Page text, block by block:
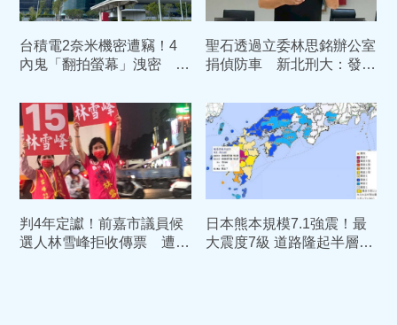
台積電2奈米機密遭竊！4
內鬼「翻拍螢幕」洩密 主
聖石透過立委林思銘辦公室
捐偵防車 新北刑大：發現
判4年定讞！前嘉市議員候
選人林雪峰拒收傳票 遭拘
日本熊本規模7.1強震！最
大震度7級 道路隆起半層樓